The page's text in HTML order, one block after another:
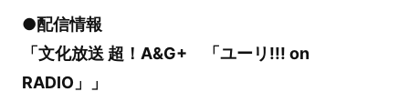
●配信情報
「文化放送 超！A&G+ 「ユーリ!!! on
RADIO」」